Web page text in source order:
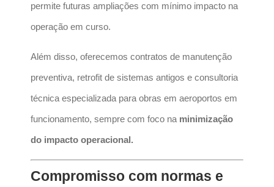
permite futuras ampliações com mínimo impacto na
operação em curso.
Além disso, oferecemos contratos de manutenção
preventiva, retrofit de sistemas antigos e consultoria
técnica especializada para obras em aeroportos em
funcionamento, sempre com foco na minimização
do impacto operacional.
Compromisso com normas e